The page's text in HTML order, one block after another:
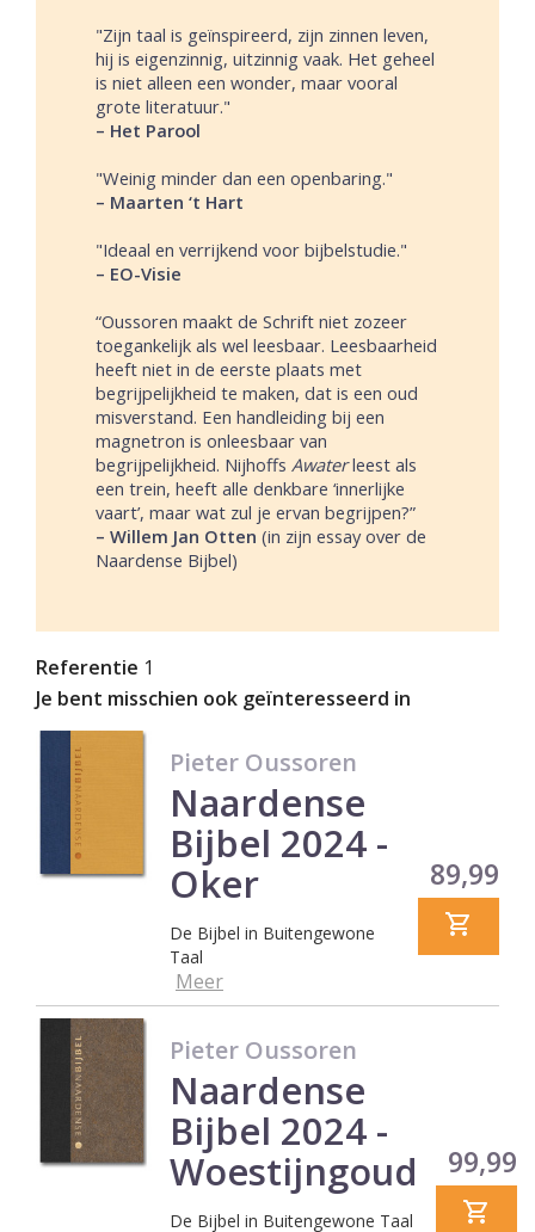
"Zijn taal is geïnspireerd, zijn zinnen leven,
hij is eigenzinnig, uitzinnig vaak. Het geheel
is niet alleen een wonder, maar vooral
grote literatuur."
– Het Parool
"Weinig minder dan een openbaring."
– Maarten ‘t Hart
"Ideaal en verrijkend voor bijbelstudie."
– EO-Visie
“Oussoren maakt de Schrift niet zozeer
toegankelijk als wel leesbaar. Leesbaarheid
heeft niet in de eerste plaats met
begrijpelijkheid te maken, dat is een oud
misverstand. Een handleiding bij een
magnetron is onleesbaar van
begrijpelijkheid. Nijhoffs Awaterleest als
een trein, heeft alle denkbare ‘innerlijke
vaart’, maar wat zul je ervan begrijpen?”
– Willem Jan Otten (in zijn essay over de
Naardense Bijbel)
Referentie 1
Je bent misschien ook geïnteresseerd in
Pieter Oussoren
Naardense
Bijbel 2024 -
Oker
De Bijbel in Buitengewone
Taal
Meer
Prijs
89,99
Pieter Oussoren
Naardense
Bijbel 2024 -
Woestijngoud
De Bijbel in Buitengewone Taal
Prijs
99,99